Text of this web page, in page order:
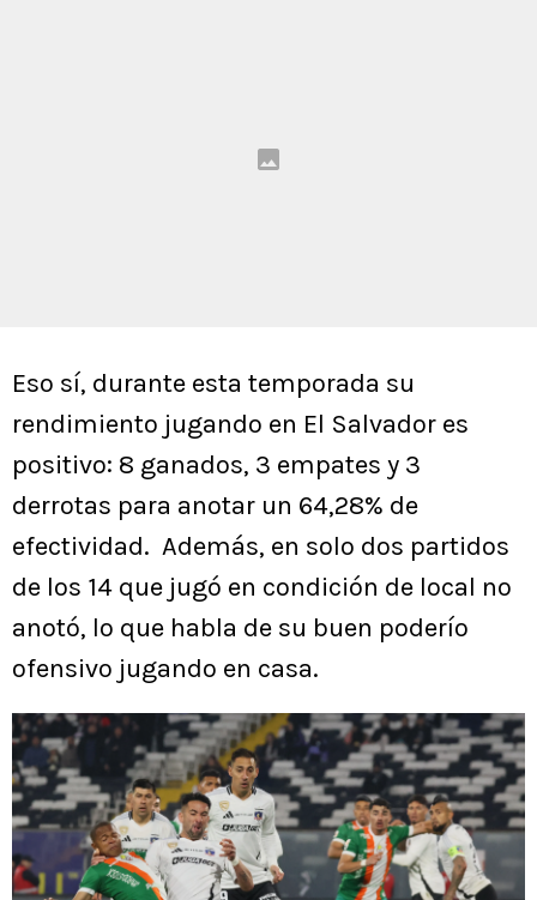
Eso sí, durante esta temporada su
rendimiento jugando en El Salvador es
positivo: 8 ganados, 3 empates y 3
derrotas para anotar un 64,28% de
efectividad. Además, en solo dos partidos
de los 14 que jugó en condición de local no
anotó, lo que habla de su buen poderío
ofensivo jugando en casa.